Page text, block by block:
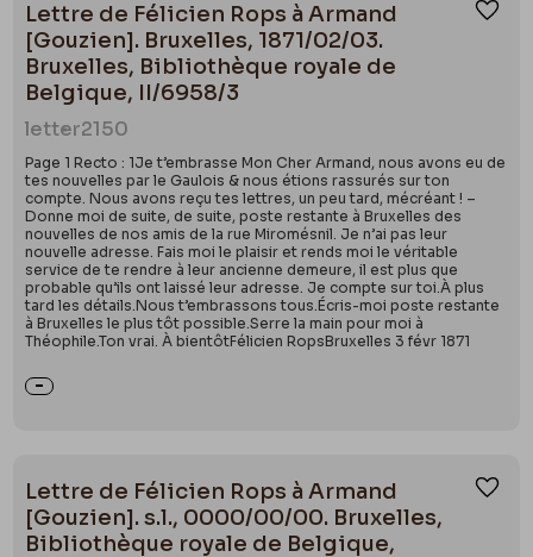
Lettre de Félicien Rops à Armand
[Gouzien]. Bruxelles, 1871/02/03.
Bruxelles, Bibliothèque royale de
Belgique, II/6958/3
letter2150
Page 1 Recto : 1Je t’embrasse Mon Cher Armand, nous avons eu de
tes nouvelles par le Gaulois & nous étions rassurés sur ton
compte. Nous avons reçu tes lettres, un peu tard, mécréant ! –
Donne moi de suite, de suite, poste restante à Bruxelles des
nouvelles de nos amis de la rue Miromésnil. Je n’ai pas leur
nouvelle adresse. Fais moi le plaisir et rends moi le véritable
service de te rendre à leur ancienne demeure, il est plus que
probable qu’ils ont laissé leur adresse. Je compte sur toi.À plus
tard les détails.Nous t’embrassons tous.Écris-moi poste restante
à Bruxelles le plus tôt possible.Serre la main pour moi à
Théophile.Ton vrai. À bientôtFélicien RopsBruxelles 3 févr 1871
Lettre de Félicien Rops à Armand
[Gouzien]. s.l., 0000/00/00. Bruxelles,
Bibliothèque royale de Belgique,